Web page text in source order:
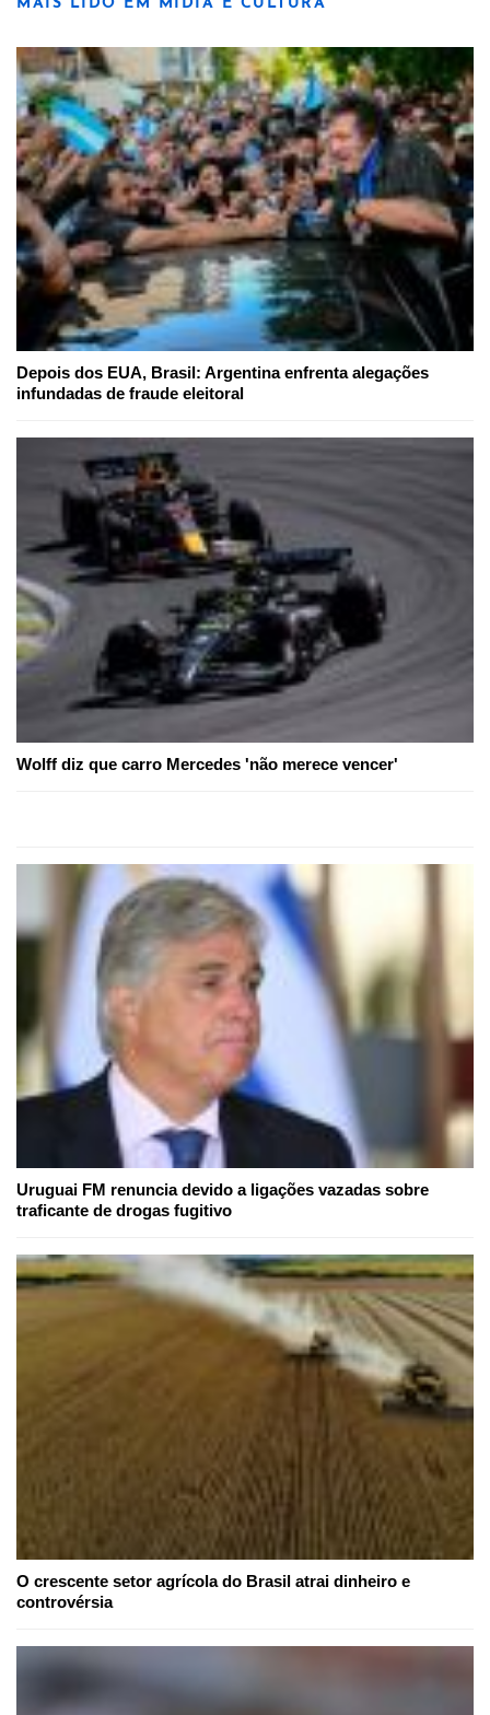
MAIS LIDO EM MÍDIA E CULTURA
Depois dos EUA, Brasil: Argentina enfrenta alegações
infundadas de fraude eleitoral
Wolff diz que carro Mercedes 'não merece vencer'
Uruguai FM renuncia devido a ligações vazadas sobre
traficante de drogas fugitivo
O crescente setor agrícola do Brasil atrai dinheiro e
controvérsia